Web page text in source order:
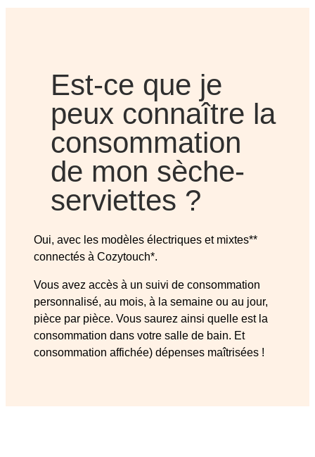
Est-ce que je
peux connaître la
consommation
de mon sèche-
serviettes ?
Oui, avec les modèles électriques et mixtes**
connectés à Cozytouch*.
Vous avez accès à un suivi de consommation
personnalisé, au mois, à la semaine ou au jour,
pièce par pièce. Vous saurez ainsi quelle est la
consommation dans votre salle de bain. Et
consommation affichée) dépenses maîtrisées !